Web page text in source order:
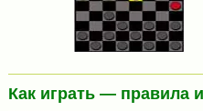
Как играть — правила